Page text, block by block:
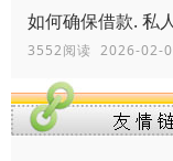
如何确保借款. 私
3552阅读 2026-02-